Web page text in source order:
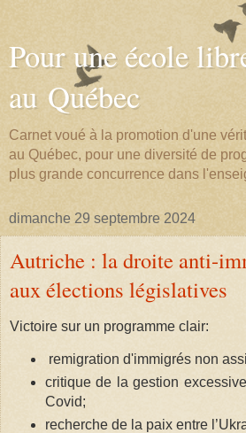
Pour une école
au Québec
Carnet voué à la promotion d'une
au Québec, pour une diversité de
plus grande concurrence dans
dimanche 29 septembre 2024
Autriche : la droite anti-
aux élections législatives
Victoire sur un programme clair:
remigration d'immigrés non
critique de la gestion
Covid;
recherche de la paix entre